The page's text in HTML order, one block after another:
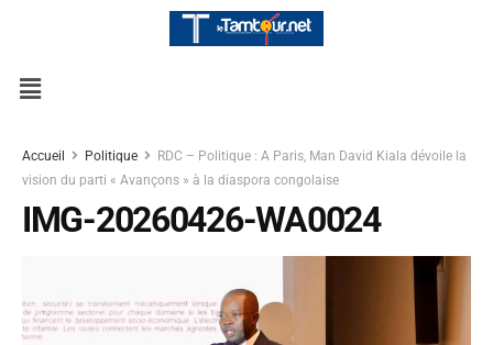
Accueil Politique
RDC – Politique : A Paris, Man David Kiala dévoile la
vision du parti « Avançons » à la diaspora congolaise
IMG-20260426-WA0024